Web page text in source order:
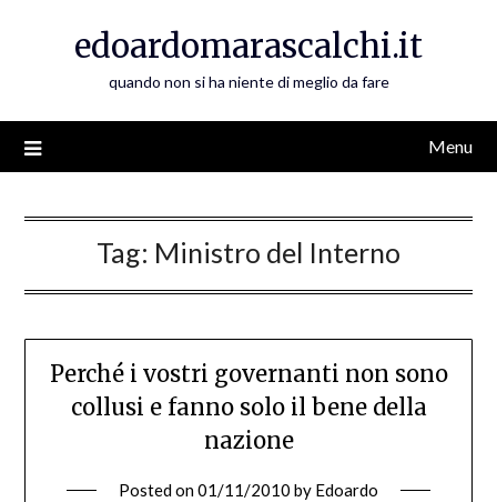
edoardomarascalchi.it
quando non si ha niente di meglio da fare
Menu
Tag: Ministro del Interno
Perché i vostri governanti non sono
collusi e fanno solo il bene della
nazione
Posted on01/11/2010 by Edoardo